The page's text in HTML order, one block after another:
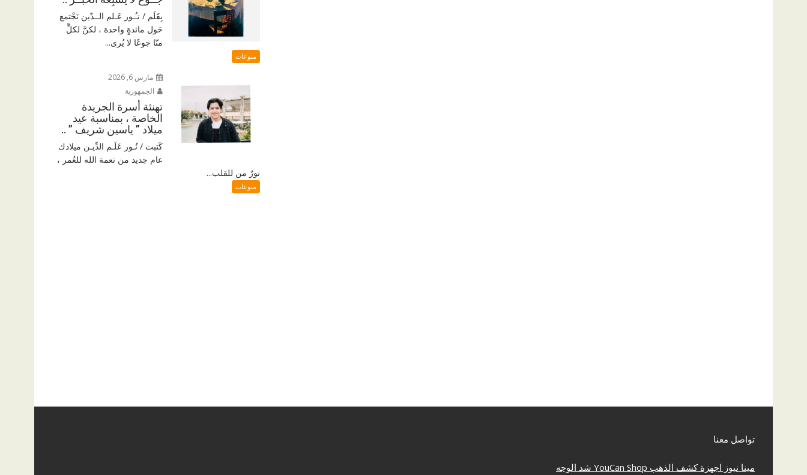
بِقَلَم / نـُـور عَـلم الــدّين نَجْتمع
حَول مائدةٍ واحدة ، لكنَّ لكلٍّ
منّا جوعًا لا يُرى...
منوعات
مارس 6, 2026
الجمهورية
تهنئة أسرة الجريدة
الخاصة ، بمناسبة عيد
ميلاد ” ياسين شريف ” ..
كَتبت / نُـور عَلَـم الدِّيـن ميلادك
عام جديد من نعمة الله للعُمر ،
نورٌ من للقلب...
منوعات
تواصل معنا
مينا نيوز اجهزة كشف الذهب YouCan Shop شد الوجه